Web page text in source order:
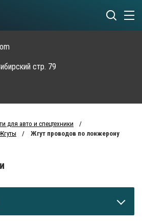
стр. 79
для авто и спецтехники
Жгут проводов по лонжерону